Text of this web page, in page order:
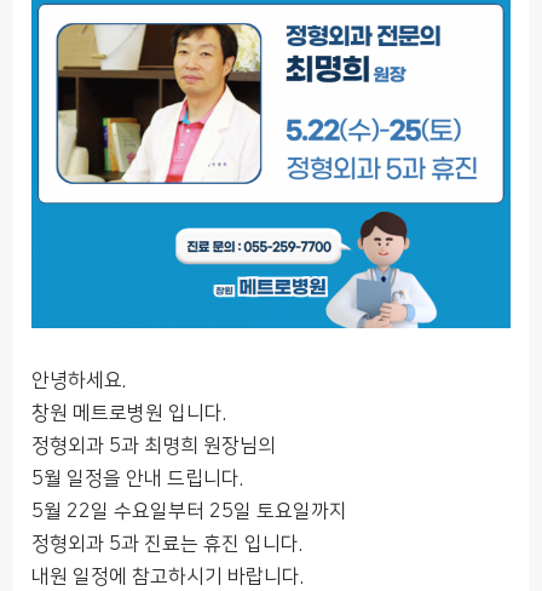
안녕하세요.
창원 메트로병원 입니다.
정형외과 5과 최명희 원장님의
5월 일정을 안내 드립니다.
5월 22일 수요일부터 25일 토요일까지
정형외과 5과 진료는 휴진 입니다.
내원 일정에 참고하시기 바랍니다.